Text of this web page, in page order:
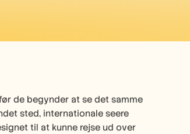
de begynder at se det samme
sted, internationale seere
til at kunne rejse ud over